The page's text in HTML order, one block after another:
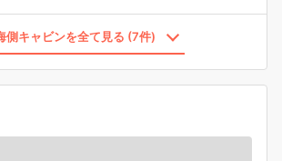
側キャビンを全て見る (7件)